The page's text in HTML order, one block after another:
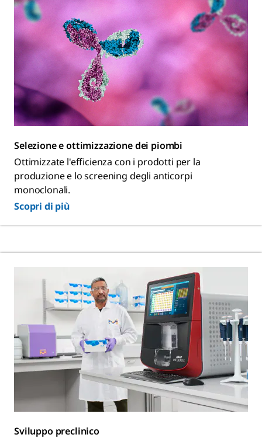
Selezione e ottimizzazione dei piombi
Ottimizzate l'efficienza con i prodotti per la
produzione e lo screening degli anticorpi
monoclonali.
Scopri di più
Sviluppo preclinico